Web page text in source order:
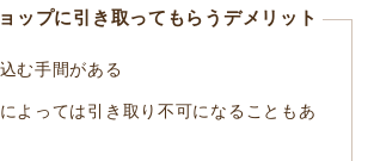
ップに引き取ってもらうデメリット
む手間がある
よっては引き取り不可になることもあ